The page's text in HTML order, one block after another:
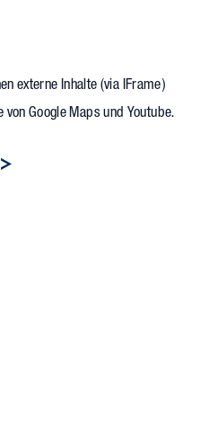
externe Inhalte (via IFrame)
von Google Maps und Youtube.